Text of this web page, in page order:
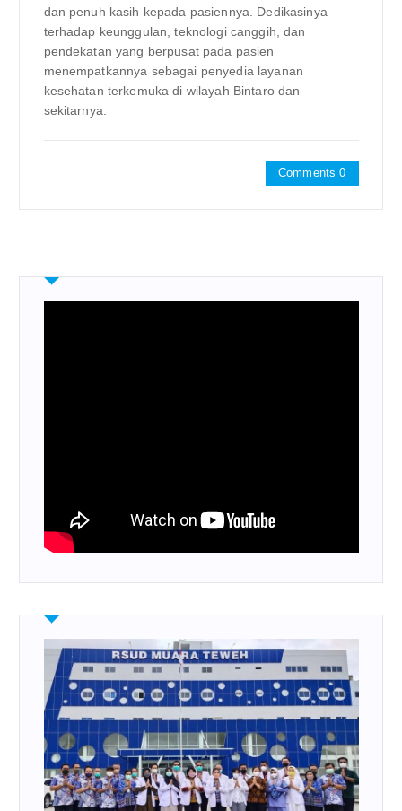
dan penuh kasih kepada pasiennya. Dedikasinya
terhadap keunggulan, teknologi canggih, dan
pendekatan yang berpusat pada pasien
menempatkannya sebagai penyedia layanan
kesehatan terkemuka di wilayah Bintaro dan
sekitarnya.
Comments 0